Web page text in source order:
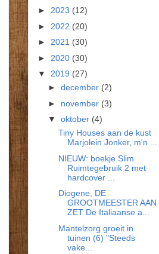
► 2023 (12)
► 2022 (20)
► 2021 (30)
► 2020 (30)
▼ 2019 (27)
► december (2)
► november (3)
▼ oktober (4)
Tiny Houses aan de kust
Marjolein Jonker, m'n ...
NIEUW: boekje Slim
Ruimtegebruik 2 met
hardcover ...
Diogene, DE
GROOTMEESTER AAN
ZET De Italiaanse a...
Mantelzorg groeit in
tuinen (6) "Steeds
vake...